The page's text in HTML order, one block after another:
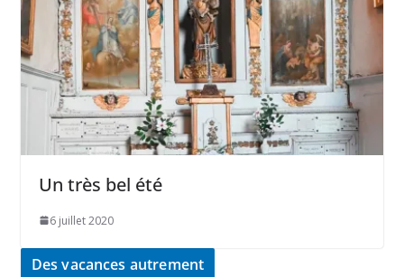
Un très bel été
6 juillet 2020
Des vacances autrement